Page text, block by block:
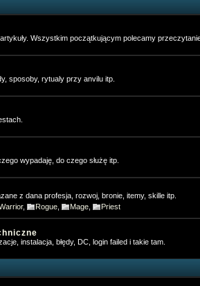
Wszystkim początkującym polecamy
sposoby, rytualy przy anvilu itp.
wypadaję, do czego służę itp.
z dana profesja, rozwoj, bronie, itemy, skille itp.
, Rogue Mage Priest
instalacja, błędy, DC, login failed i takie tam.